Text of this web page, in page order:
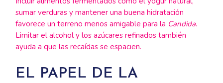
sumar verduras y mantener una buena hidratación
favorece un terreno menos amigable para la Candida.
Limitar el alcohol y los azúcares refinados también
ayuda a que las recaídas se espacien.
EL PAPEL DE LA